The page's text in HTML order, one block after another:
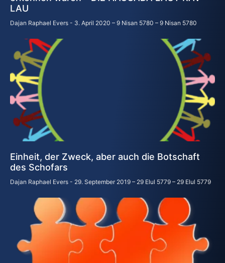
LAU
Dajan Raphael Evers 3. April 2020 – 9 Nisan 5780 – 9 Nisan 5780
Einheit, der Zweck, aber auch die Botschaft
des Schofars
Dajan Raphael Evers 29. September 2019 – 29 Elul 5779 – 29 Elul 5779